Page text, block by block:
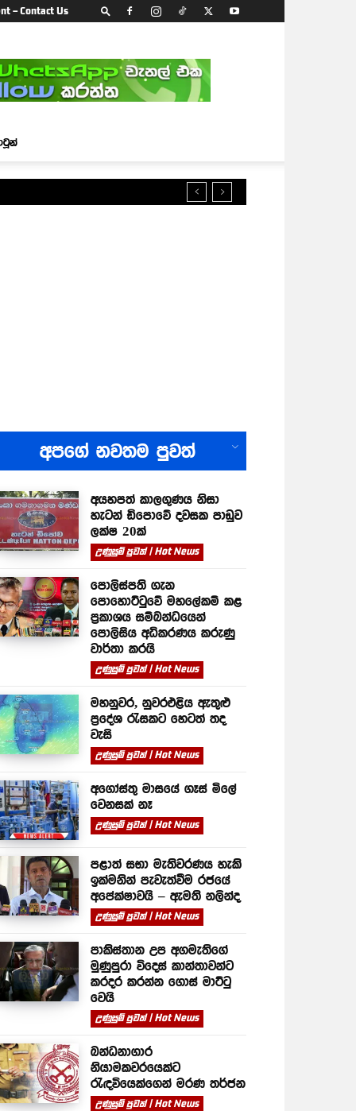
– Contact Us
අපගේ නවතම පුවත්
අයහපත් කාලගුණය නිසා
හැටන් ඩිපොවේ දවසක පාඩුව
ලක්ෂ 20ක්
උණුසුම් පුවත් | Hot News
පොලිස්පති ගැන
පොහොට්ටුවේ මහලේකම් කළ
ප්‍රකාශය සම්බන්ධයෙන්
පොලිසිය අධිකරණය කරුණු
වාර්තා කරයි
උණුසුම් පුවත් | Hot News
මහනුවර, නුවරඑළිය ඇතුළු
ප්‍රදේශ රැසකට හෙටත් තද
වැසි
උණුසුම් පුවත් | Hot News
අගෝස්තු මාසයේ ගෑස් මිලේ
වෙනසක් නෑ
උණුසුම් පුවත් | Hot News
පළාත් සභා මැතිවරණය හැකි
ඉක්මනින් පැවැත්වීම රජයේ
අපේක්ෂාවයි – ඇමති නලින්ද
උණුසුම් පුවත් | Hot News
පාකිස්තාන උප අගමැතිගේ
මුණුපුරා විදෙස් කාන්තාවන්ට
කරදර කරන්න ගොස් මාට්ටු
වෙයි
උණුසුම් පුවත් | Hot News
බන්ධනාගාර
නියාමකවරයෙක්ට
රැඳවියෙක්ගෙන් මරණ තර්ජන
උණුසුම් පුවත් | Hot News